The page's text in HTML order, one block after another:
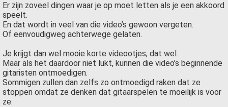
Er zijn zoveel dingen waar je op moet letten als je een akkoord
speelt.
En dat wordt in veel van die video’s gewoon vergeten.
Of eenvoudigweg achterwege gelaten.
Je krijgt dan wel mooie korte videootjes, dat wel.
Maar als het daardoor niet lukt, kunnen die video’s beginnende
gitaristen ontmoedigen.
Sommigen zullen dan zelfs zo ontmoedigd raken dat ze
stoppen omdat ze denken dat gitaarspelen te moeilijk is voor
ze.